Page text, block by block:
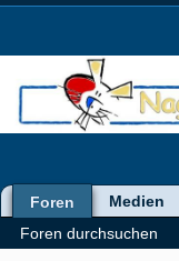
Foren
Foren durchsuchen
Medien